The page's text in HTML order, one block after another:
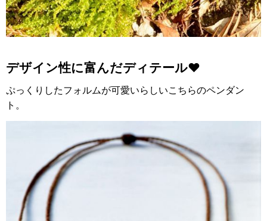
デザイン性に富んだディテール❤️
ぷっくりしたフォルムが可愛いらしいこちらのペンダン
ト。